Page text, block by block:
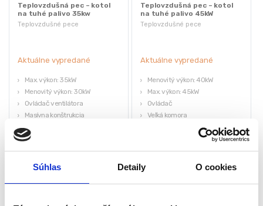
Súhlas Detaily O cookies
Teplovzdušné pece
Teplovzdušná pec – kotol
na tuhé palivo 35kw
OKTAGON
Aktuálne vypredané
Max. výkon: 35kW
Menovitý výkon: 30kW
Ovládač ventilátora
Masívna konštrukcia
Celková hmotnosť: 290kg
1 370,00€ 2 200,00€
★★★★
Teplovzdušné pece
Teplovzdušná pec – kotol
na tuhé palivo 45kW
OKTAGON
Aktuálne vypredané
Menovitý výkon: 40kW
Max. výkon: 45kW
Ovládač
Veľká komora
1 860,00€ 2 600,00€
★